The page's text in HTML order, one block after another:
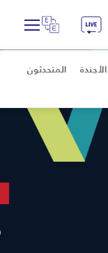
الأجندة
المتحدثون